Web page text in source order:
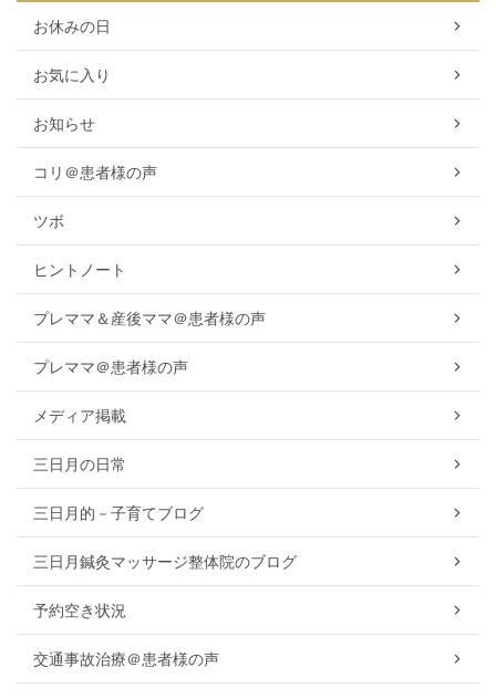
お休みの日
お気に入り
お知らせ
コリ＠患者様の声
ツボ
ヒントノート
プレママ＆産後ママ＠患者様の声
プレママ＠患者様の声
メディア掲載
三日月の日常
三日月的－子育てブログ
三日月鍼灸マッサージ整体院のブログ
予約空き状況
交通事故治療＠患者様の声